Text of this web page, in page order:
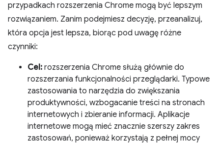
przypadkach rozszerzenia Chrome mogą być lepszym
rozwiązaniem. Zanim podejmiesz decyzję, przeanalizuj,
która opcja jest lepsza, biorąc pod uwagę różne
czynniki:
Cel: rozszerzenia Chrome służą głównie do
rozszerzania funkcjonalności przeglądarki. Typowe
zastosowania to narzędzia do zwiększania
produktywności, wzbogacanie treści na stronach
internetowych i zbieranie informacji. Aplikacje
internetowe mogą mieć znacznie szerszy zakres
zastosowań, ponieważ korzystają z pełnej mocy